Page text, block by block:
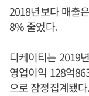
2018년보다 매출
8% 줄었다.
디케이티는 2019
영업이익 128억
으로 잠정집계됐다.